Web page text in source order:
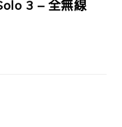
3 – 全無線